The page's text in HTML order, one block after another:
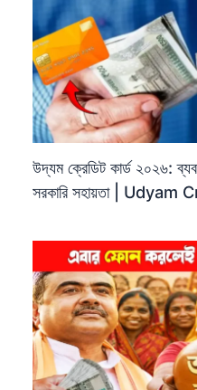
উদ্যম ক্রেডিট কার্ড ২০২৬:
সরকারি সহায়তা |